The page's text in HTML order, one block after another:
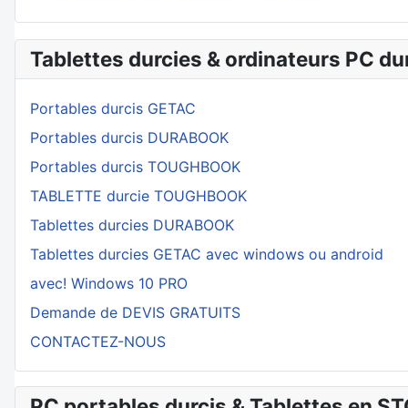
Tablettes durcies & ordinateurs PC
Portables durcis GETAC
Portables durcis DURABOOK
Portables durcis TOUGHBOOK
TABLETTE durcie TOUGHBOOK
Tablettes durcies DURABOOK
Tablettes durcies GETAC avec windows ou android
avec! Windows 10 PRO
Demande de DEVIS GRATUITS
CONTACTEZ-NOUS